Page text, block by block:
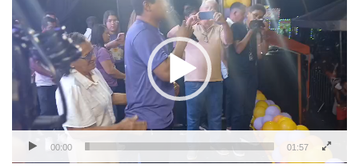
vídeo
00:00 01:57